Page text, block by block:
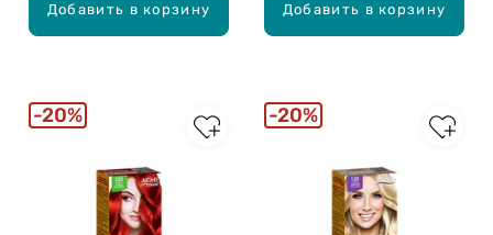
Добавить в корзину Добавить в корзину
20% 20%